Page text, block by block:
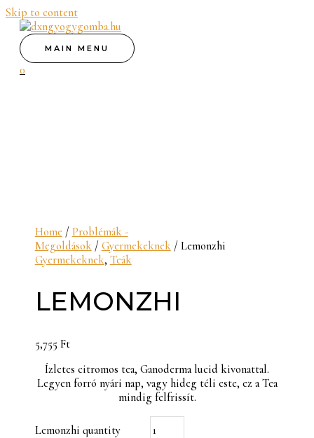
Skip to content
MAIN MENU
0
Home/ Problémák -
Megoldások/ Gyermekeknek/ Lemonzhi
Gyermekeknek, Teák
LEMONZHI
5,755 Ft
Ízletes citromos tea, Ganoderma lucid kivonattal.
Legyen forró nyári nap, vagy hideg téli este, ez a Tea
mindig felfrissít.
Lemonzhi quantity